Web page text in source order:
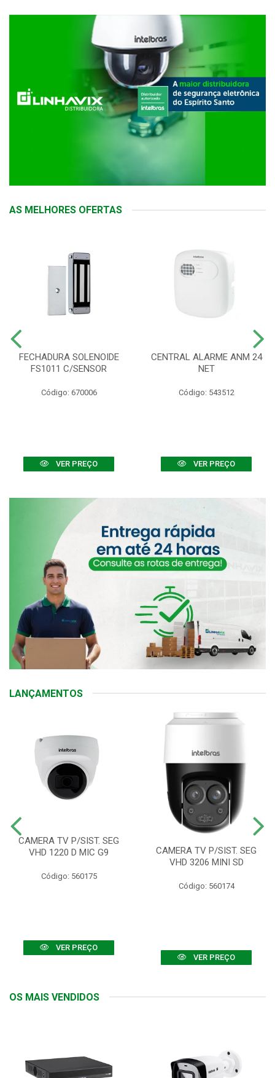
AS MELHORES OFERTAS
FECHADURA SOLENOIDE
FS1011 C/SENSOR
Código: 670006
VER PREÇO
CENTRAL ALARME ANM 24
NET
Código: 543512
VER PREÇO
LANÇAMENTOS
CAMERA TV P/SIST. SEG
VHD 1220 D MIC G9
Código: 560175
VER PREÇO
CAMERA TV P/SIST. SEG
VHD 3206 MINI SD
Código: 560174
VER PREÇO
OS MAIS VENDIDOS